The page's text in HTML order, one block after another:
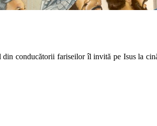
conducătorii fariseilor îl invită pe Isus la